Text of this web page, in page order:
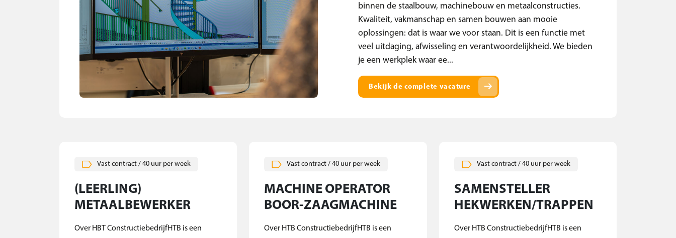
binnen de staalbouw, machinebouw en metaalconstructies.
Kwaliteit, vakmanschap en samen bouwen aan mooie
oplossingen: dat is waar we voor staan. Dit is een functie met
veel uitdaging, afwisseling en verantwoordelijkheid. We bieden
je een werkplek waar ee...
Bekijk de complete vacature arrow_right_alt
Vast contract / 40 uur per week
(LEERLING)
METAALBEWERKER
Over HBT ConstructiebedrijfHTB is een
Vast contract / 40 uur per week
MACHINE OPERATOR
BOOR-ZAAGMACHINE
Over HTB ConstructiebedrijfHTB is een
Vast contract / 40 uur per week
SAMENSTELLER
HEKWERKEN/TRAPPEN
Over HTB ConstructiebedrijfHTB is een